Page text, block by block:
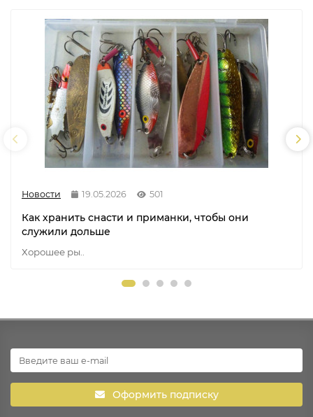
Новости 19.05.2026 501
Как хранить снасти и приманки, чтобы они
служили дольше
Хорошее ры..
Оформить подписку